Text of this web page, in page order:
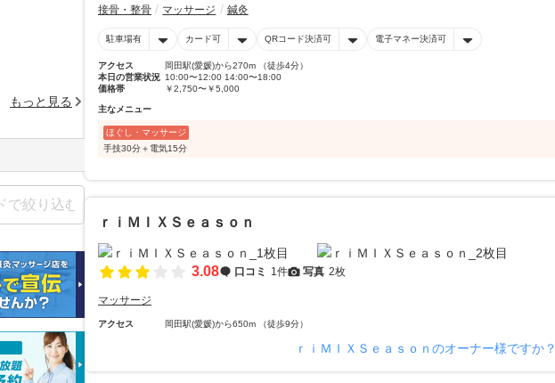
接骨・整骨 マッサージ 鍼灸
駐車場有 カード可 QRコード決済可 電子マネー決済可
アクセス
岡田駅(愛媛)から270m （徒歩4分）
本日の営業状況 10:00〜12:00 14:00〜18:00
価格帯
￥2,750〜￥5,000
主なメニュー
ほぐし・マッサージ
手技30分＋電気15分
ｒｉＭＩＸＳｅａｓｏｎ
3.08 口コミ 1件 写真 2枚
マッサージ
アクセス 岡田駅(愛媛)から650m （徒歩9分）
ｒｉＭＩＸＳｅａｓｏｎのオーナー様ですか？
もっと見る